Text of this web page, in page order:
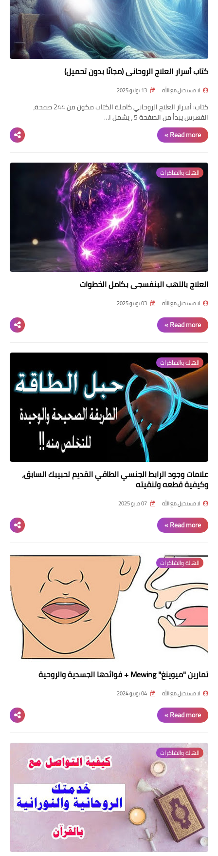
كتاب أسرار العلاج الروحاني (مجانًا بدون تحميل)
لا مستحيل مع الله
كتاب: أسرار العلاج الروحاني كاملة الكتاب مكون من 244 صفحة،
الفهرس يبدأ من الصفحة 5 ، يشمل ا…
Read more »
الهالة والشاكرات
العلاج باللهب البنفسجي بكامل الخطوات
لا مستحيل مع الله
Read more »
الهالة والشاكرات
علامات وجود الرابط الجنسي الطاقي القديم لحبيبك السابق،
وكيفية قطعه وتنقيته
لا مستحيل مع الله
Read more »
الهالة والشاكرات
تمارين "ميوينغ" Mewing + فوائدها الجسدية والروحية
لا مستحيل مع الله
Read more »
الهالة والشاكرات